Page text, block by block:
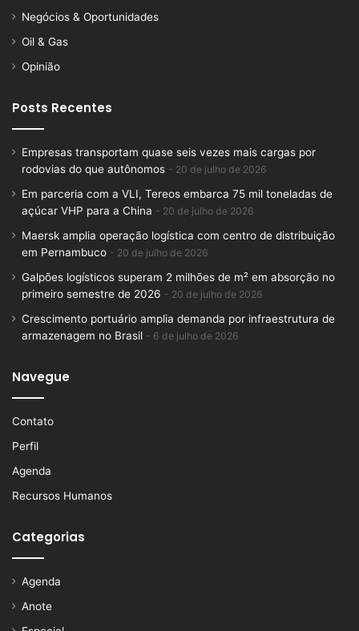
Negócios & Oportunidades
Oil & Gas
Opinião
Posts Recentes
Empresas transportam quase seis vezes mais cargas por
rodovias do que autônomos
20 de julho de 2026
Em parceria com a VLI, Tereos embarca 75 mil toneladas de
açúcar VHP para a China
20 de julho de 2026
Maersk amplia operação logística com centro de distribuição
em Pernambuco
20 de julho de 2026
Galpões logísticos superam 2 milhões de m² em absorção no
primeiro semestre de 2026
20 de julho de 2026
Crescimento portuário amplia demanda por infraestrutura de
armazenagem no Brasil
6 de julho de 2026
Navegue
Contato
Perfil
Agenda
Recursos Humanos
Categorias
Agenda
Anote